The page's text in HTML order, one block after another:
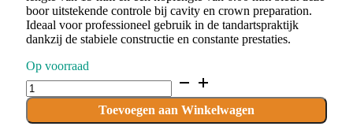
boor uitstekende controle bij cavity en crown preparation.
Ideaal voor professioneel gebruik in de tandartspraktijk
dankzij de stabiele constructie en constante prestaties.
Op voorraad
D.836KR.016.FG
x
Boren
Toevoegen aan Winkelwagen